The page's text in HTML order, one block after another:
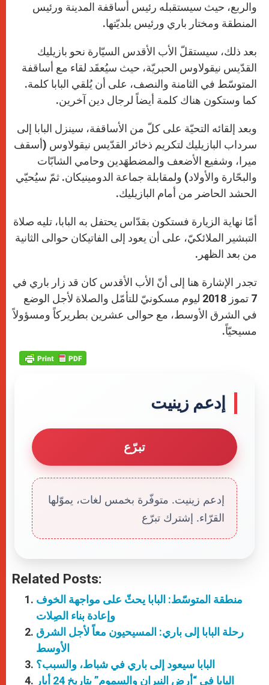
والربع، حيث سيستقبله رئيس أساقفة المدينة ورئيس
المنطقة ومختار باري ورئيس بلديّتها.
بعد ذلك، سيستقلّ الأب الأقدس السيّارة نحو بازيليك
القدّيس نيقولاوس الحبريّة، حيث سيُعقَد لقاء مع أساقفة
المتوسّط في الثامنة والنصف، على أن يُلقي البابا كلمة.
كما وستكون هناك كلمة أيضاً لرجال دين آخرين.
وبعد إلقائه التحيّة على كلّ من الأساقفة، سينزل البابا إلى
سرداب البازيليك لتكريم ذخائر القدّيس نيقولاوس (أسقف
ميرا، وشفيع الأضعف والمضطهَدين وحامي الشابّات
والبحّارة والأولاد) ولمقابلة جماعة الدومينيكان. ثمّ سيُحيّي
الحشد الحاضر من أمام البازيليك.
أمّا نهاية الزيارة فستكون بقدّاس يحتفل به البابا، تليه صلاة
التبشير الملائكيّ، على أن يعود إلى الفاتيكان حوالى الثانية
من بعد الظهر.
تجدر الإشارة هنا إلى أنّ الأب الأقدس كان قد زار باري في
7 تموز 2018 ليوم مسكونيّ للتأمّل والصلاة لأجل الوضع
في الشرق الأوسط، مع حوالى عشرين بطريركاً ومسؤولاً
مسيحيّاً.
إدعم زينيت
تبرّع
إدعم زينيت. متوفّرة بخمس لغات، يموّلها
القرّاء. إشترك تبرّع
Related Posts:
منطقة المتوسّط: البابا يحثّ على مواجهة الخوف
وإعادة بناء الصِلات
رحلة البابا إلى باري: المسيحيون معاً لأجل الشرق
الأوسط
البابا سيعود إلى باري في شباط، والسبب؟
البابا في “أرض النيران والسموم” بتاريخ 24 أيار